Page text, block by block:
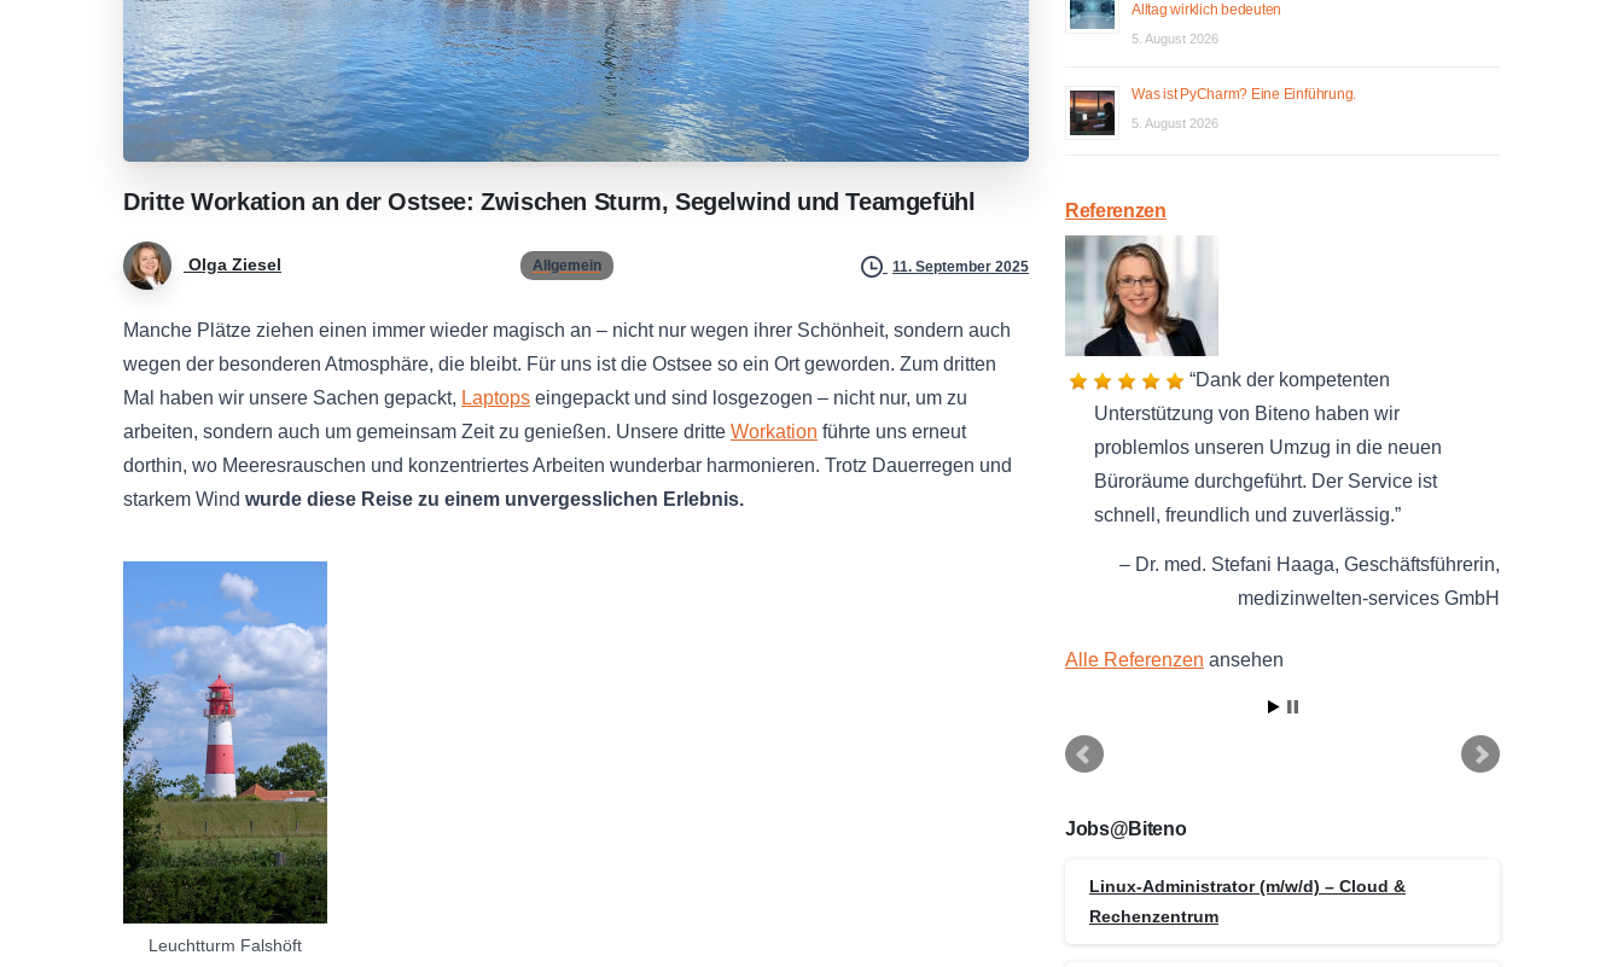
Dritte Workation an der Ostsee: Zwischen Sturm, Segelwind und Teamgefühl
Olga Ziesel Allgemein 11. September 2025
Manche Plätze ziehen einen immer wieder magisch an – nicht nur wegen ihrer Schönheit, sondern auch
wegen der besonderen Atmosphäre, die bleibt. Für uns ist die Ostsee so ein Ort geworden. Zum dritten
Mal haben wir unsere Sachen gepackt, Laptops eingepackt und sind losgezogen – nicht nur, um zu
arbeiten, sondern auch um gemeinsam Zeit zu genießen. Unsere dritte Workation führte uns erneut
dorthin, wo Meeresrauschen und konzentriertes Arbeiten wunderbar harmonieren. Trotz Dauerregen und
starkem Wind wurde diese Reise zu einem unvergesslichen Erlebnis.
Leuchtturm Falshöft
Alltag wirklich bedeuten
5. August 2026
Was ist PyCharm? Eine Einführung.
5. August 2026
Referenzen
Dank der kompetenten
Unterstützung von Biteno haben wir
problemlos unseren Umzug in die neuen
Büroräume durchgeführt. Der Service ist
schnell, freundlich und zuverlässig.
Dr. med. Stefani Haaga Geschäftsführerin
medizinwelten-services GmbH
Alle Referenzen ansehen
Jobs@Biteno
Linux-Administrator (m/w/d) – Cloud &
Rechenzentrum